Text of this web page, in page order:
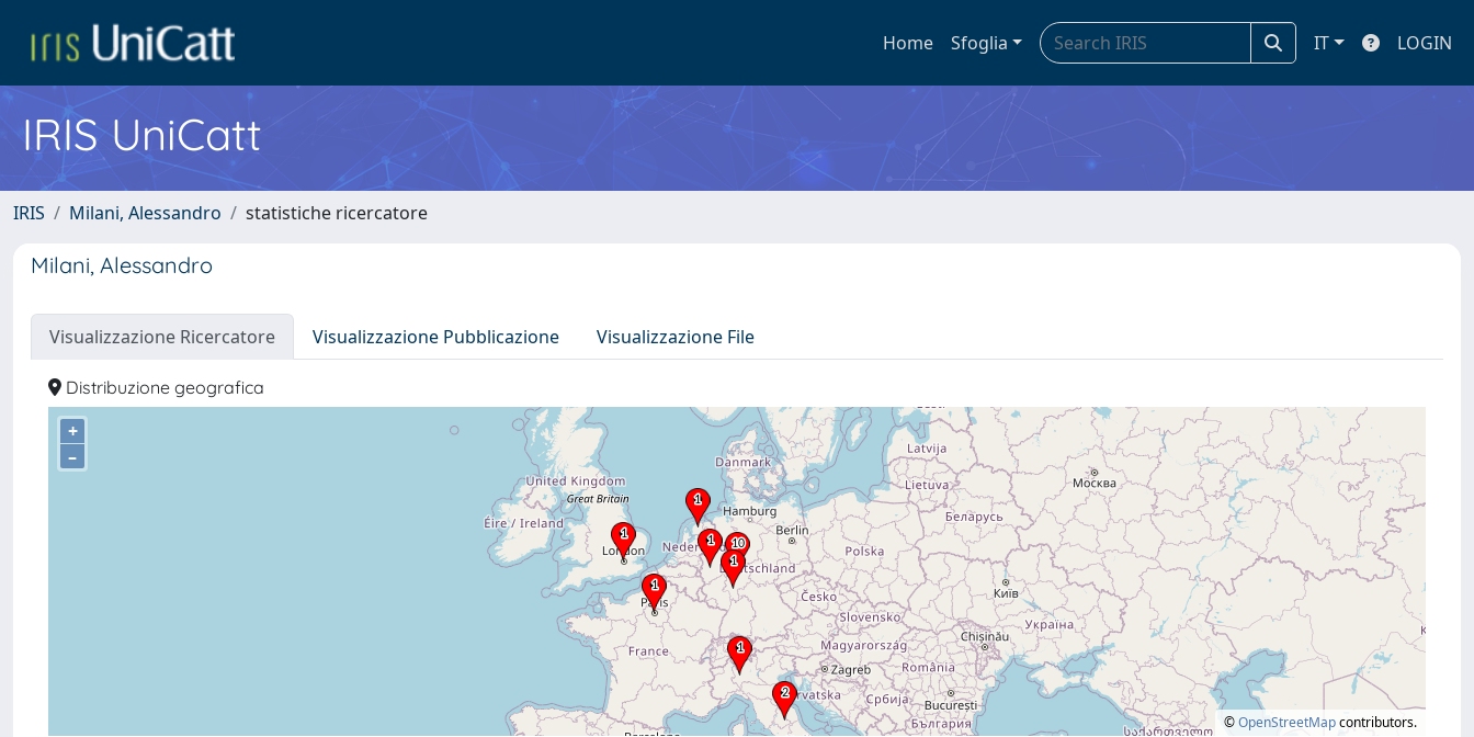
Home Sfoglia IT LOGIN
IRIS UniCatt
IRIS Milani, Alessandro statistiche ricercatore
Milani, Alessandro
Visualizzazione Ricercatore Visualizzazione Pubblicazione Visualizzazione File
Distribuzione geografica
+
–
©OpenStreetMapcontributors.